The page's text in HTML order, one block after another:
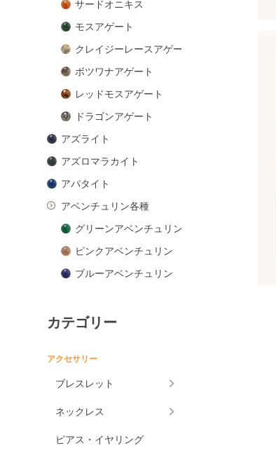
サードオニキス
モスアゲート
クレイジーレースアゲート
ボツワナアゲート
レッドモスアゲート
ドラゴンアゲート
アズライト
アズロマラカイト
アパタイト
アベンチュリン各種
グリーンアベンチュリン
ピンクアベンチュリン
ブルーアベンチュリン
アマゾナイト
アメジスト
ラベンダーアメジスト
グリーンアメジスト
カテゴリー
アクセサリー
ブレスレット
ネックレス
ピアス・イヤリング